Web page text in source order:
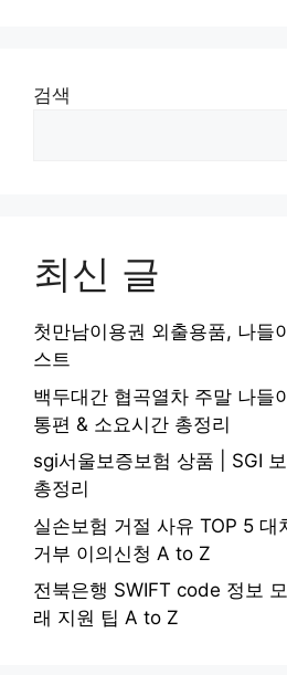
검색
최신 글
첫만남이용권 외출용품, 나들
스트
백두대간 협곡열차 주말 나들
통편 & 소요시간 총정리
sgi서울보증보험 상품 | SGI
총정리
실손보험 거절 사유 TOP 5 대
거부 이의신청 A to Z
전북은행 SWIFT code 정보
래 지원 팁 A to Z